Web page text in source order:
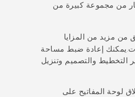
من مجموعة كبيرة من
من مزيد من المزايا
يمكنك إعادة ضبط مساحة
التخطيط والتصميم وتنزيل
لوحة المفاتيح على